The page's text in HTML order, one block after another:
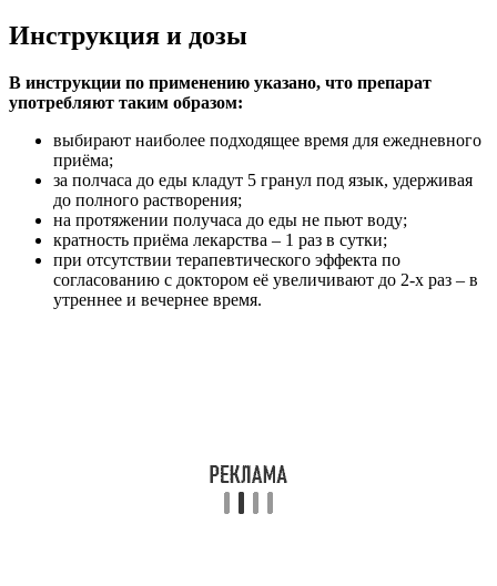
Инструкция и дозы
В инструкции по применению указано, что препарат
употребляют таким образом:
выбирают наиболее подходящее время для ежедневного
приёма;
за полчаса до еды кладут 5 гранул под язык, удерживая
до полного растворения;
на протяжении получаса до еды не пьют воду;
кратность приёма лекарства – 1 раз в сутки;
при отсутствии терапевтического эффекта по
согласованию с доктором её увеличивают до 2-х раз – в
утреннее и вечернее время.